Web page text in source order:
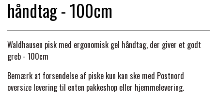
LONGERING
SIKKERHEDSVESTE
HANDSKER
HOVPLEJE
LÆDER & UDSTYRSPLEJE
KLIPPEMASKINER & STØVSUGERE
SELER & TILBEHØR
HOVEDLAG & TILBEHØR
GAMSCHER & BANDAGER
OVERGANGSDÆKKEN
PREMIER EQUINE VINTERDÆKKEN
PREMIER EQUINE STALDDÆKKEN
BRANDS
håndtag - 100cm
Waldhausen pisk med ergonomisk gel håndtag, der giver et godt
greb - 100cm
Bemærk at forsendelse af piske kun kan ske med Postnord
oversize levering til enten pakkeshop eller hjemmelevering.